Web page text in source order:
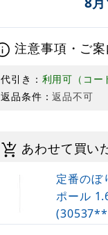
注意事項・ご案
代引き： 利用可（コー
返品条件：返品不可
あわせて買い
定番のぼ
ポール